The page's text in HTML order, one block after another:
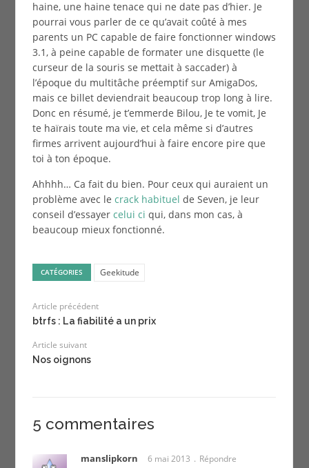
haine, une haine tenace qui ne date pas d’hier. Je
pourrai vous parler de ce qu’avait coûté à mes
parents un PC capable de faire fonctionner windows
3.1, à peine capable de formater une disquette (le
curseur de la souris se mettait à saccader) à
l’époque du multitâche préemptif sur AmigaDos,
mais ce billet deviendrait beaucoup trop long à lire.
Donc en résumé, je t’emmerde Bilou, Je te vomit, Je
te haïrais toute ma vie, et cela même si d’autres
firmes arrivent aujourd’hui à faire encore pire que
toi à ton époque.
Ahhhh… Ca fait du bien. Pour ceux qui auraient un
problème avec le crack habituel de Seven, je leur
conseil d’essayer celui ci qui, dans mon cas, à
beaucoup mieux fonctionné.
CATÉGORIES Geekitude
Article précédent
btrfs : La fiabilité a un prix
Article suivant
Nos oignons
5 commentaires
manslipkorn 6 mai 2013 Répondre